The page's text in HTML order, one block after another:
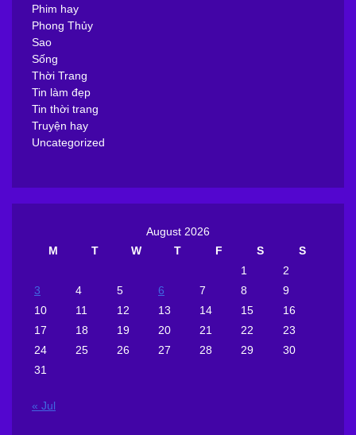
Phim hay
Phong Thủy
Sao
Sống
Thời Trang
Tin làm đẹp
Tin thời trang
Truyện hay
Uncategorized
August 2026
M
T W T F S
S
1
2
3
4 5 6 7 8
9
10
11 12 13 14 15
16
17
18 19 20 21 22
23
24
25 26 27 28 29
30
31
« Jul